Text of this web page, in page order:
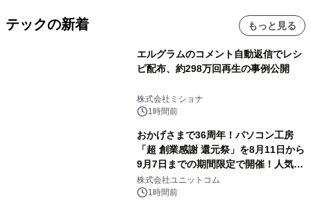
テックの新着 もっと見る
エルグラムのコメント自動返信でレシ
ピ配布、約298万回再生の事例公開
株式会社ミショナ
1時間前
おかげさまで36周年！パソコン工房
「超 創業感謝 還元祭」を8月11日から
9月7日までの期間限定で開催！人気の
ゲーミングPCや高性能ノートPCなど
対象iiyama PCのご購入で最大3万円分
株式会社ユニットコム
1時間前